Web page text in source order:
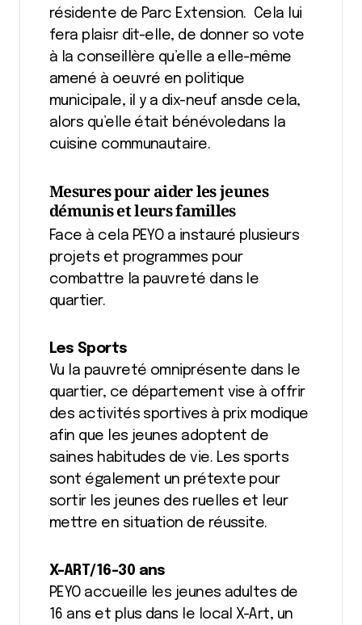
résidente de Parc Extension. Cela lui
fera plaisr dit-elle, de donner so vote
à la conseillère qu’elle a elle-même
amené à oeuvré en politique
municipale, il y a dix-neuf ansde cela,
alors qu’elle était bénévoledans la
cuisine communautaire.
Mesures pour aider les jeunes
démunis et leurs familles
Face à cela PEYO a instauré plusieurs
projets et programmes pour
combattre la pauvreté dans le
quartier.
Les Sports
Vu la pauvreté omniprésente dans le
quartier, ce département vise à offrir
des activités sportives à prix modique
afin que les jeunes adoptent de
saines habitudes de vie. Les sports
sont également un prétexte pour
sortir les jeunes des ruelles et leur
mettre en situation de réussite.
X-ART/16-30 ans
PEYO accueille les jeunes adultes de
16 ans et plus dans le local X-Art, un